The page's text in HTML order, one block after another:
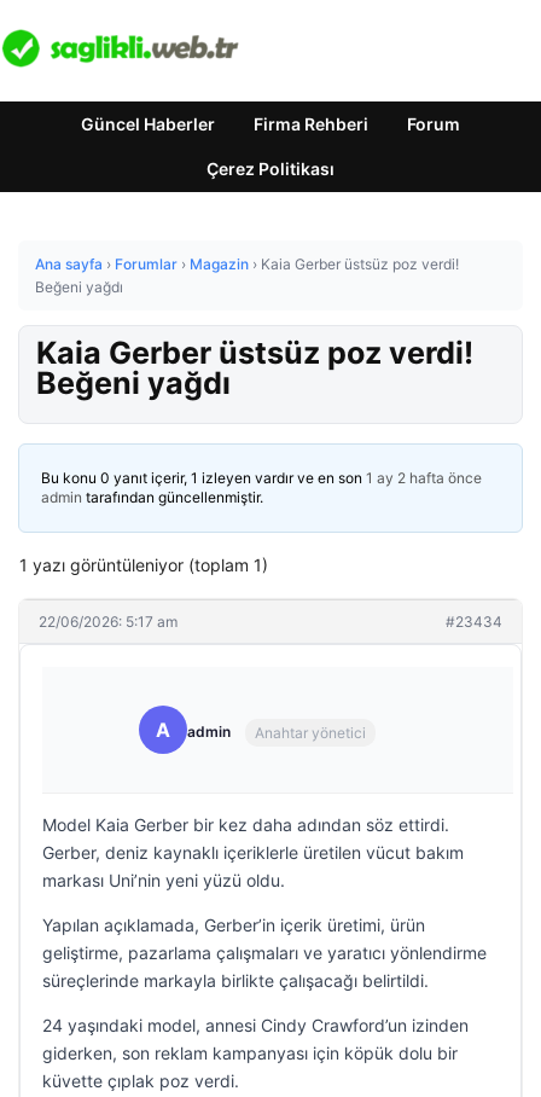
Güncel Haberler Firma Rehberi Forum
Çerez Politikası
Ana sayfa › Forumlar › Magazin › Kaia Gerber üstsüz poz verdi!
Beğeni yağdı
Kaia Gerber üstsüz poz verdi!
Beğeni yağdı
Bu konu 0 yanıt içerir, 1 izleyen vardır ve en son 1 ay 2 hafta önce
admin tarafından güncellenmiştir.
1 yazı görüntüleniyor (toplam 1)
22/06/2026: 5:17 am #23434
A admin Anahtar yönetici
Model Kaia Gerber bir kez daha adından söz ettirdi.
Gerber, deniz kaynaklı içeriklerle üretilen vücut bakım
markası Uni’nin yeni yüzü oldu.
Yapılan açıklamada, Gerber’in içerik üretimi, ürün
geliştirme, pazarlama çalışmaları ve yaratıcı yönlendirme
süreçlerinde markayla birlikte çalışacağı belirtildi.
24 yaşındaki model, annesi Cindy Crawford’un izinden
giderken, son reklam kampanyası için köpük dolu bir
küvette çıplak poz verdi.